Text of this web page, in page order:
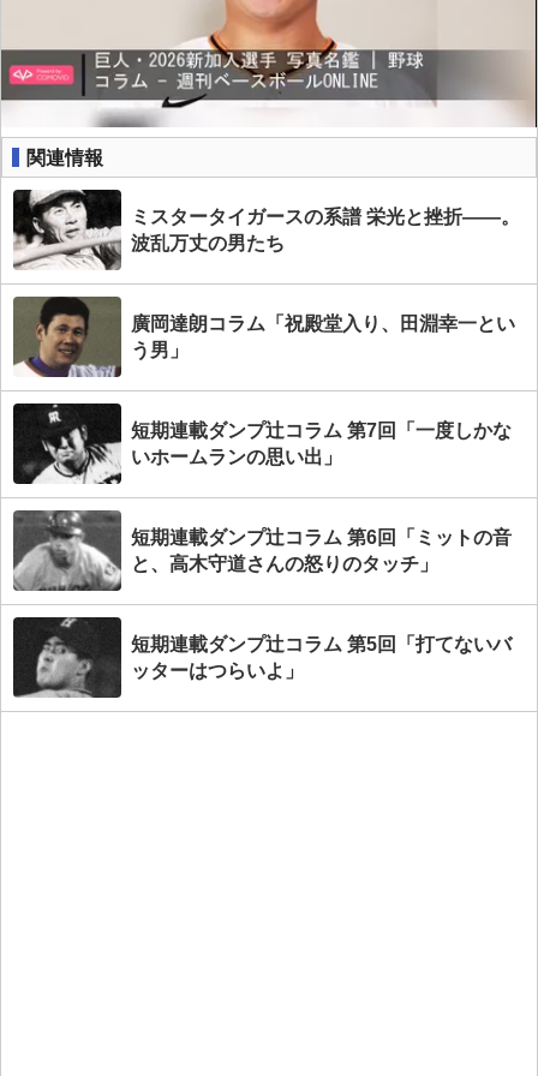
関連情報
ミスタータイガースの系譜 栄光と挫折――。
波乱万丈の男たち
廣岡達朗コラム「祝殿堂入り、田淵幸一とい
う男」
短期連載ダンプ辻コラム 第7回「一度しかな
いホームランの思い出」
短期連載ダンプ辻コラム 第6回「ミットの音
と、高木守道さんの怒りのタッチ」
短期連載ダンプ辻コラム 第5回「打てないバ
ッターはつらいよ」